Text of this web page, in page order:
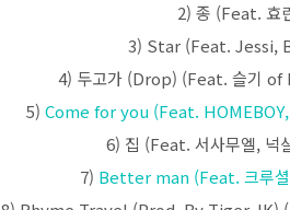
2) 종 (Feat. 효
3) Star (Feat. Jessi,
4) 두고가 (Drop) (Feat. 슬기
5) Come for you (Feat.
6) 집 (Feat. 서사무엘, 넉
7) Better man (Feat. 크루